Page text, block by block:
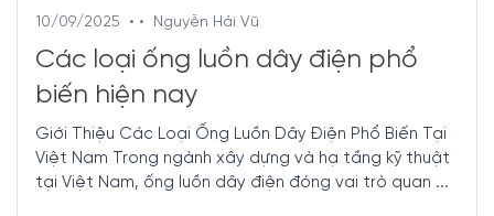
10/09/2025 • • Nguyễn Hải Vũ
Các loại ống luồn dây điện phổ
biến hiện nay
Giới Thiệu Các Loại Ống Luồn Dây Điện Phổ Biến Tại
Việt Nam Trong ngành xây dựng và hạ tầng kỹ thuật
tại Việt Nam, ống luồn dây điện đóng vai trò quan ...